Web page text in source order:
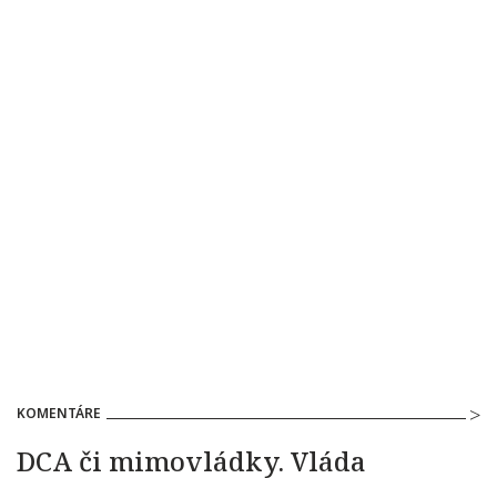
KOMENTÁRE
DCA či mimovládky. Vláda